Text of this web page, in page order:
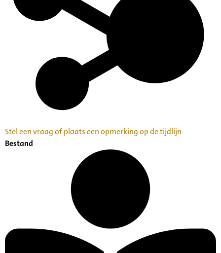
Stel een vraag of plaats een opmerking op de tijdlijn
Bestand